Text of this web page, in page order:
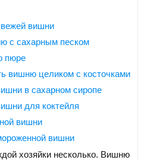
вишни
с сахарным песком
пюре
вишню целиком с косточками
в сахарном сиропе
для коктейля
вишни
вишни
хозяйки несколько. Вишню